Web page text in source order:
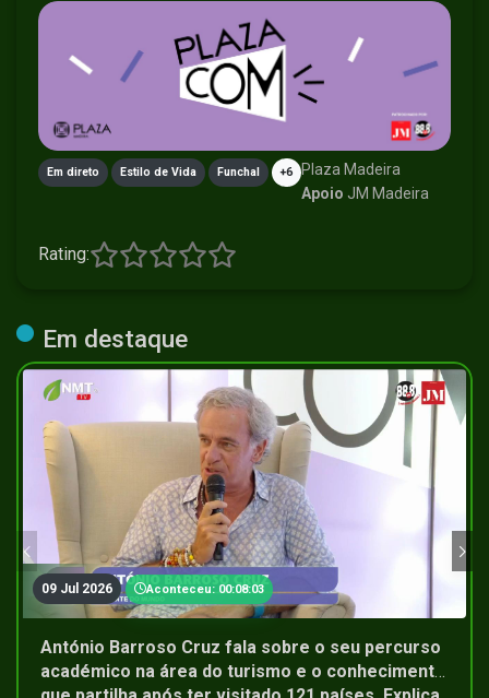
Em direto Estilo de Vida Funchal +6
Plaza Madeira
Apoio JM Madeira
Rating:
Em destaque
09 Jul 2026 Aconteceu: 00:08:03
António Barroso Cruz fala sobre o seu percurso
académico na área do turismo e o conhecimento